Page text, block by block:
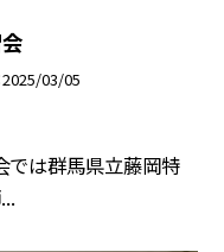
2025/03/05
では群馬県立藤岡特